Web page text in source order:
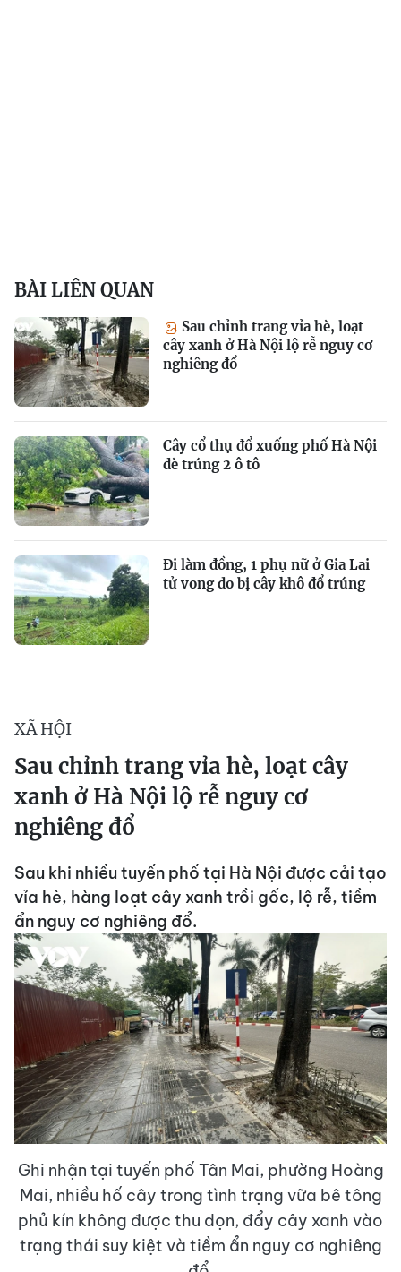
BÀI LIÊN QUAN
Sau chỉnh trang vỉa hè, loạt
cây xanh ở Hà Nội lộ rễ nguy cơ
nghiêng đổ
Cây cổ thụ đổ xuống phố Hà Nội
đè trúng 2 ô tô
Đi làm đồng, 1 phụ nữ ở Gia Lai
tử vong do bị cây khô đổ trúng
XÃ HỘI
Sau chỉnh trang vỉa hè, loạt cây
xanh ở Hà Nội lộ rễ nguy cơ
nghiêng đổ
Sau khi nhiều tuyến phố tại Hà Nội được cải tạo
vỉa hè, hàng loạt cây xanh trồi gốc, lộ rễ, tiềm
ẩn nguy cơ nghiêng đổ.
Ghi nhận tại tuyến phố Tân Mai, phường Hoàng
Mai, nhiều hố cây trong tình trạng vữa bê tông
phủ kín không được thu dọn, đẩy cây xanh vào
trạng thái suy kiệt và tiềm ẩn nguy cơ nghiêng